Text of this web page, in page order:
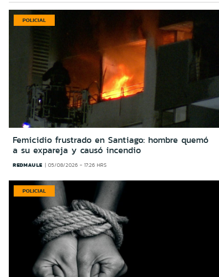
POLICIAL
Femicidio frustrado en Santiago: hombre quemó
a su expareja y causó incendio
REDMAULE 05/08/2026 - 17:26 HRS
POLICIAL